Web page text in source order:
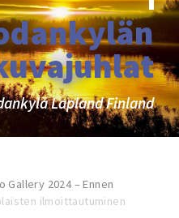
Lapland Finland
Gallery 2024 – Ennen
ilmoittautuminen